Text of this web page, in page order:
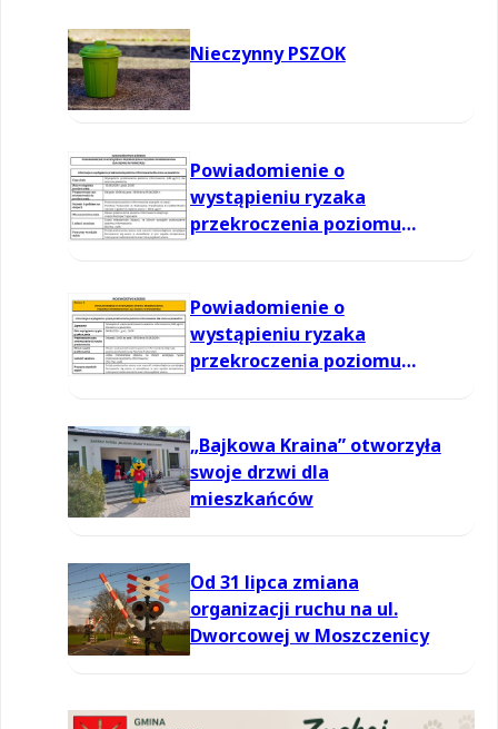
Nieczynny PSZOK
Powiadomienie o
wystąpieniu ryzaka
przekroczenia poziomu
Powiadomienie o
wystąpieniu ryzaka
przekroczenia poziomu
„Bajkowa Kraina” otworzyła
swoje drzwi dla
mieszkańców
Od 31 lipca zmiana
organizacji ruchu na ul.
Dworcowej w Moszczenicy